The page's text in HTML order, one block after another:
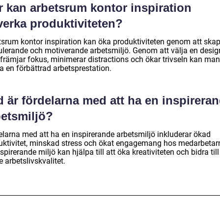
kan arbetsrum kontor inspiration
produktiviteten?
kontor inspiration kan öka produktiviteten genom att
och motiverande arbetsmiljö. Genom att välja en
fokus, minimerar distractions och ökar trivseln kan man
en förbättrad arbetsprestation.
är fördelarna med att ha en
med att ha en inspirerande arbetsmiljö inkluderar ökad
minskad stress och ökat engagemang hos
miljö kan hjälpa till att öka kreativiteten och bidra
arbetslivskvalitet.